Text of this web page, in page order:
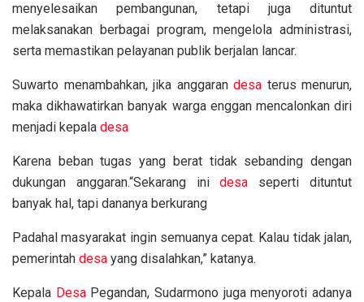
menyelesaikan pembangunan, tetapi juga dituntut
melaksanakan berbagai program, mengelola administrasi,
serta memastikan pelayanan publik berjalan lancar.
Suwarto menambahkan, jika anggaran desa terus menurun,
maka dikhawatirkan banyak warga enggan mencalonkan diri
menjadi kepala desa
Karena beban tugas yang berat tidak sebanding dengan
dukungan anggaran.“Sekarang inidesa seperti dituntut
banyak hal, tapi dananya berkurang
Padahal masyarakat ingin semuanya cepat. Kalau tidak jalan,
pemerintah desa yang disalahkan,” katanya.
Kepala DesaPegandan, Sudarmono juga menyoroti adanya